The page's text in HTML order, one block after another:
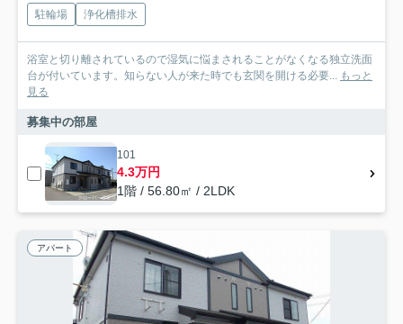
駐輪場 浄化槽排水
浴室と切り離されているので湿気に悩まされることがなくなる独立洗面
台が付いています。知らない人が来た時でも玄関を開ける必要... もっと
見る
募集中の部屋
101
4.3万円
1階 / 56.80㎡ / 2LDK
アパート